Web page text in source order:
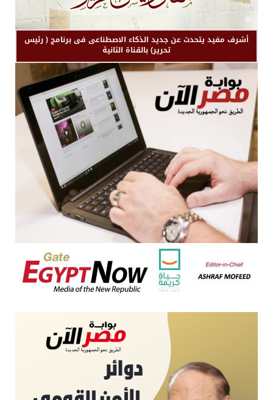
أشرف مفيد يتحدث عن جديد الذكاء الاصطناعى فى برنامج ( رئيس
تحرير) بالقناة الثانية